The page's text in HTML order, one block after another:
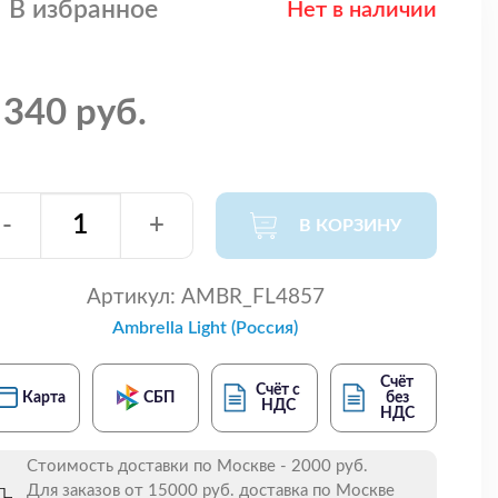
В избранное Нет в наличии
руб.
- + В КОРЗИНУ
Артикул: AMBR_FL4857
Ambrella Light (Россия)
Карта СБП
Счёт с
НДС
Счёт
без
НДС
Стоимость доставки по Москве - 2000 руб.
Для заказов от 15000 руб. доставка по Москве